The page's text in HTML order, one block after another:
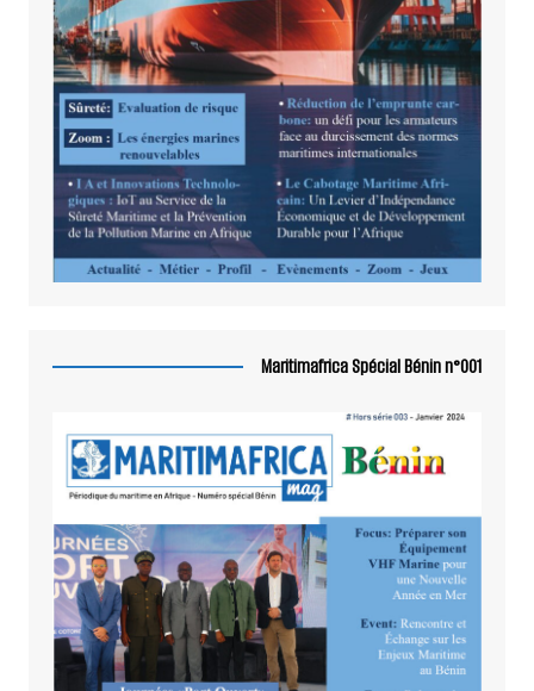
Maritimafrica Spécial Bénin n°001